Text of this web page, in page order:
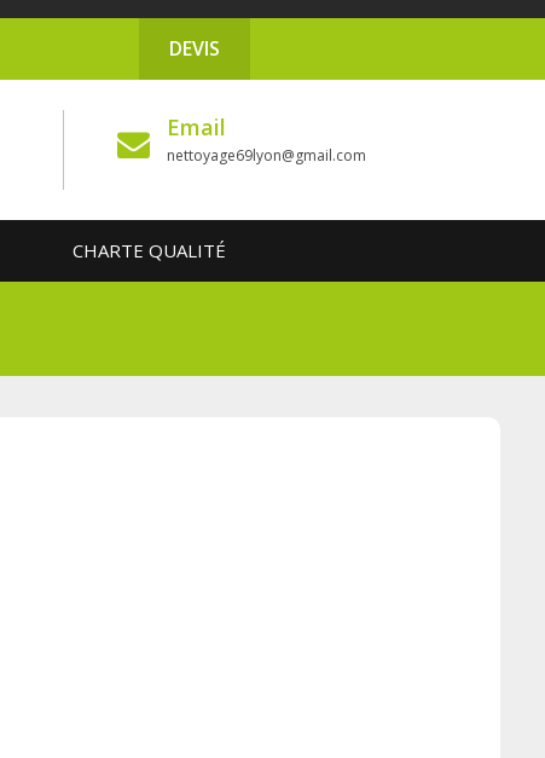
DEVIS
Email
nettoyage69lyon@gmail.com
CHARTE QUALITÉ